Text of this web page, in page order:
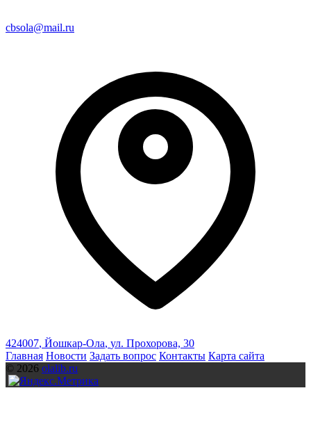
cbsola@mail.ru
424007, Йошкар-Ола, ул. Прохорова, 30
Главная Новости Задать вопрос Контакты Карта сайта
© 2026 olalib.ru